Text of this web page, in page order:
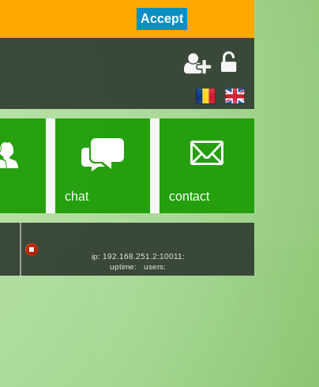
Accept
chat contact
ip: 192.168.251.2:10011:
uptime:
users: